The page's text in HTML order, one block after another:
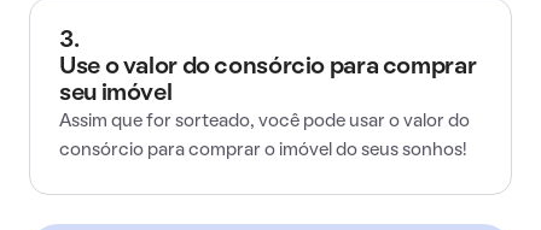
3.
Use o valor do consórcio para comprar
seu imóvel
Assim que for sorteado, você pode usar o valor do
consórcio para comprar o imóvel do seus sonhos!